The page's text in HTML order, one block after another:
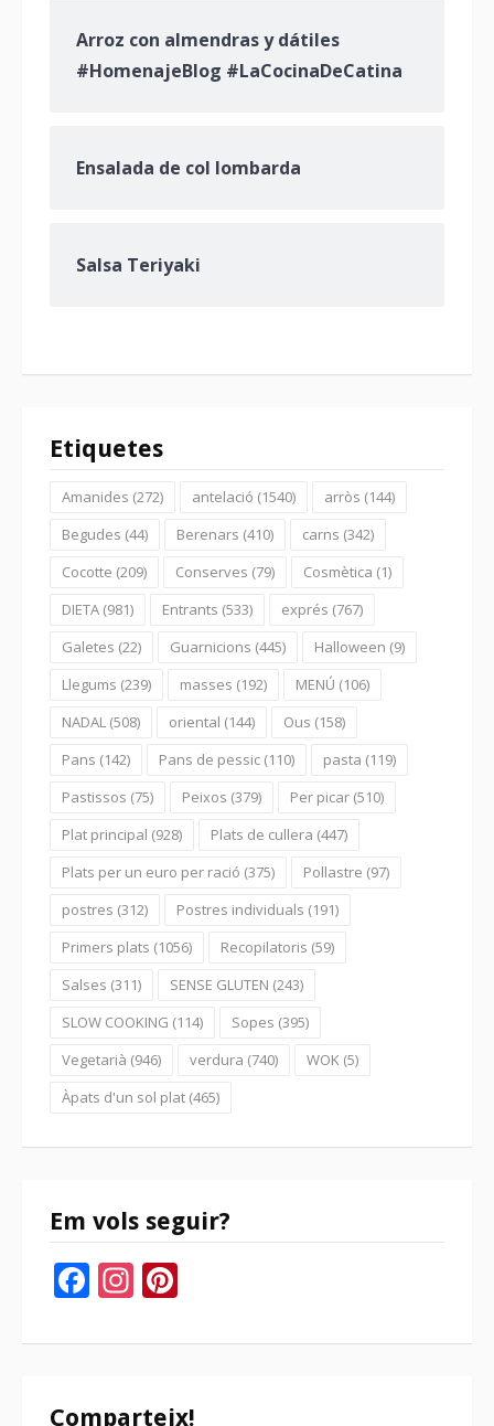
Arroz con almendras y dátiles
#HomenajeBlog #LaCocinaDeCatina
Ensalada de col lombarda
Salsa Teriyaki
Etiquetes
Amanides (272) antelació (1540) arròs (144)
Begudes (44) Berenars (410) carns (342)
Cocotte (209) Conserves (79) Cosmètica (1)
DIETA (981) Entrants (533) exprés (767)
Galetes (22) Guarnicions (445) Halloween (9)
Llegums (239) masses (192) MENÚ (106)
NADAL (508) oriental (144) Ous (158)
Pans (142) Pans de pessic (110) pasta (119)
Pastissos (75) Peixos (379) Per picar (510)
Plat principal (928) Plats de cullera (447)
Plats per un euro per ració (375) Pollastre (97)
postres (312) Postres individuals (191)
Primers plats (1056) Recopilatoris (59)
Salses (311) SENSE GLUTEN (243)
SLOW COOKING (114) Sopes (395)
Vegetarià (946) verdura (740) WOK (5)
Àpats d'un sol plat (465)
Em vols seguir?
Facebook
Instagram
Comparteix!